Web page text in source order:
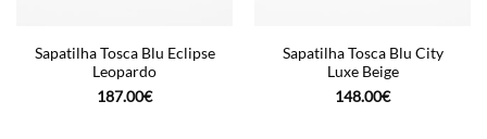
Sapatilha Tosca Blu Eclipse
Leopardo
187.00€
Sapatilha Tosca Blu City
Luxe Beige
148.00€